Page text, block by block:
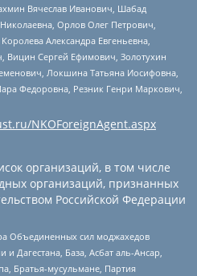
Вячеслав Иванович, Шабад
Орлов Олег Петрович,
Александра Евгеньевна,
Вицин Сергей Ефимович, Золотухин
Локшина Татьяна Иосифовна,
Федоровна, Резник Генри Маркович,
NKOForeignAgent.aspx
организаций, в том числе
организаций, признанных
Российской Федерации
Объединенных сил моджахедов
и Дагестана, База, Асбат аль-Ансар,
Братья-мусульмане, Партия